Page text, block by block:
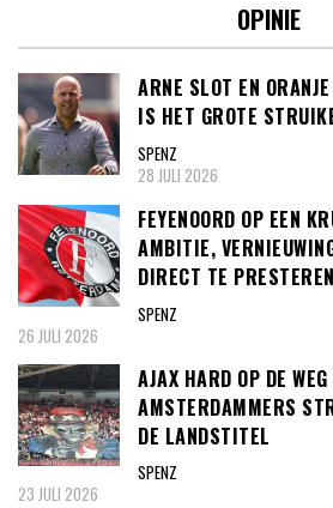
OPINIE
ARNE SLOT EN
IS HET GROTE
SPENZ
28 JULI 2026
FEYENOORD OP EEN
AMBITIE,
DIRECT TE PRESTEREN
SPENZ
26 JULI 2026
AJAX HARD OP DE
AMSTERDAMMERS
DE LANDSTITEL
SPENZ
23 JULI 2026